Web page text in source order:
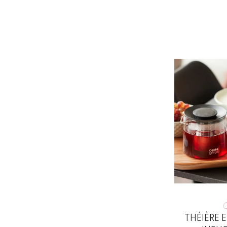
THÉIÈRE